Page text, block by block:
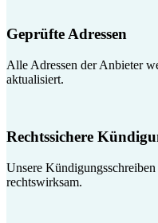
Geprüfte Adressen
Alle Adressen der Anbieter
aktualisiert.
Rechtssichere
Unsere
rechtswirksam.